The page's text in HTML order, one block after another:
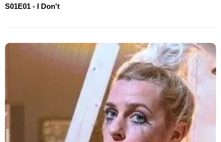
S01E01 - I Don't